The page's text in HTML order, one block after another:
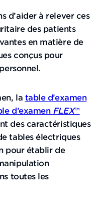
d’aider à relever ces
des patients
en matière de
conçus pour
la table d’examen
d’examen FLEX™
des caractéristiques
tables électriques
pour établir de
toutes les